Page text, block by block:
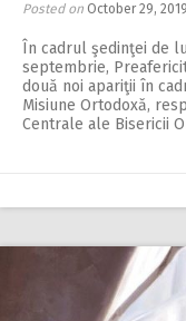
Posted on October 29, 2019
În cadrul şedinţei de
septembrie,
două noi apariţii în
Misiune Ortodoxă,
Centrale ale Bisericii